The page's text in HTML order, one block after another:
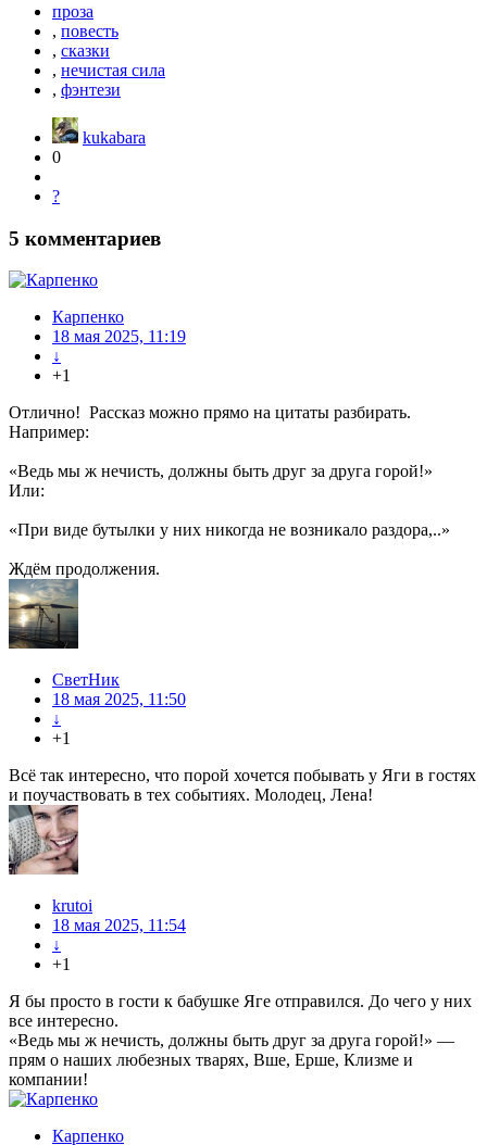
проза
, повесть
, сказки
, нечистая сила
, фэнтези
kukabara
0
?
5 комментариев
Карпенко
18 мая 2025, 11:19
↓
+1
Отлично! Рассказ можно прямо на цитаты разбирать.
Например:
«Ведь мы ж нечисть, должны быть друг за друга горой!»
Или:
«При виде бутылки у них никогда не возникало раздора,..»
Ждём продолжения.
СветНик
18 мая 2025, 11:50
↓
+1
Всё так интересно, что порой хочется побывать у Яги в гостях
и поучаствовать в тех событиях. Молодец, Лена!
krutoi
18 мая 2025, 11:54
↓
+1
Я бы просто в гости к бабушке Яге отправился. До чего у них
все интересно.
«Ведь мы ж нечисть, должны быть друг за друга горой!» —
прям о наших любезных тварях, Вше, Ерше, Клизме и
компании!
Карпенко